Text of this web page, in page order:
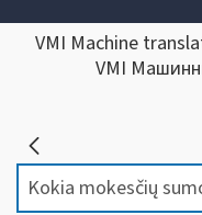
VMI Machine
VMI